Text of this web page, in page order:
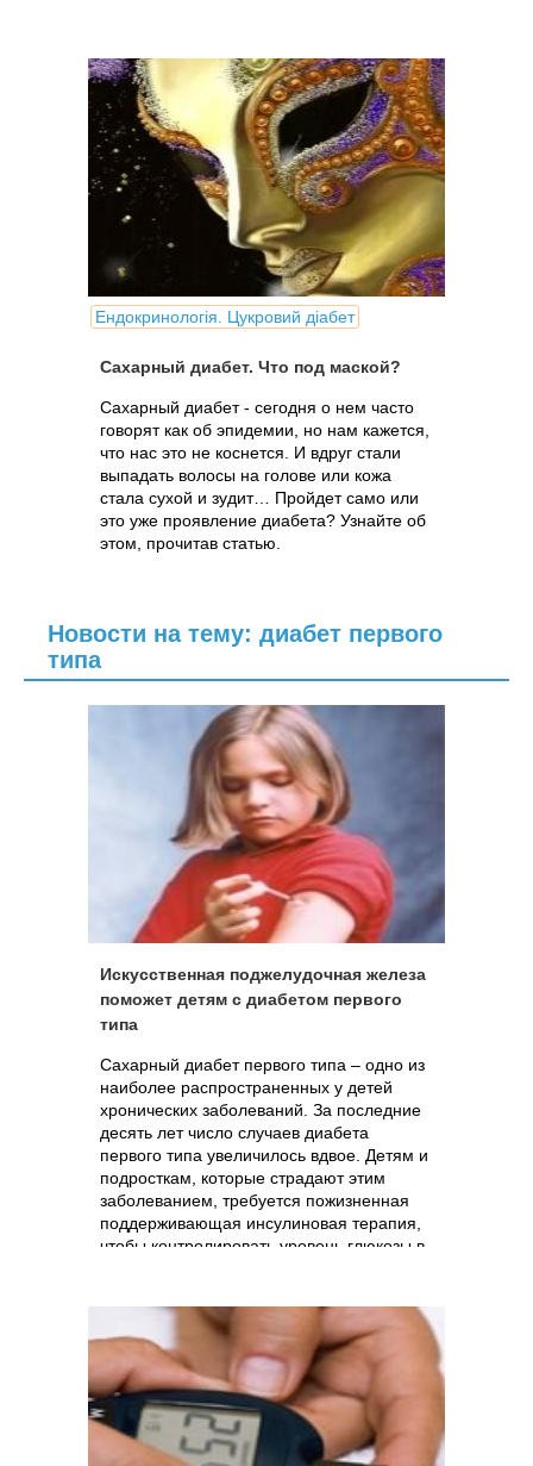
Ендокринологія. Цукровий діабет
Сахарный диабет. Что под маской?
Сахарный диабет - сегодня о нем часто
говорят как об эпидемии, но нам кажется,
что нас это не коснется. И вдруг стали
выпадать волосы на голове или кожа
стала сухой и зудит… Пройдет само или
это уже проявление диабета? Узнайте об
этом, прочитав статью.
Новости на тему: диабет первого
типа
Искусственная поджелудочная железа
поможет детям с диабетом первого
типа
Сахарный диабет первого типа – одно из
наиболее распространенных у детей
хронических заболеваний. За последние
десять лет число случаев диабета
первого типа увеличилось вдвое. Детям и
подросткам, которые страдают этим
заболеванием, требуется пожизненная
поддерживающая инсулиновая терапия,
чтобы контролировать уровень глюкозы в
что аппараты поддержки, включающие в
себя датчик глюкозы, в полтора раза
эффективнее тех, которые впрыскивают
инсулин в кровь по расписанию.